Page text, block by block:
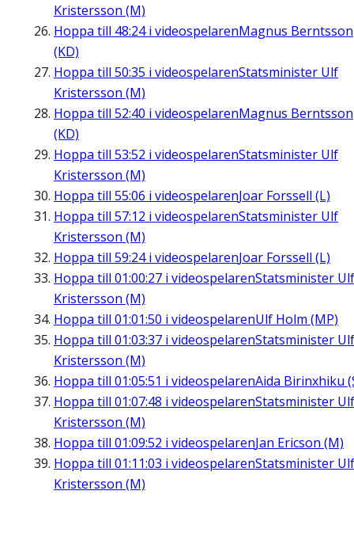
Kristersson (M)
Hoppa till 48:24i videospelarenMagnus Berntsson
(KD)
Hoppa till 50:35 i videospelarenStatsminister Ulf
Kristersson (M)
Hoppa till 52:40 i videospelarenMagnus Berntsson
(KD)
Hoppa till 53:52 i videospelarenStatsminister Ulf
Kristersson (M)
Hoppa till 55:06 i videospelarenJoar Forssell (L)
Hoppa till 57:12 i videospelarenStatsminister Ulf
Kristersson (M)
Hoppa till 59:24i videospelarenJoar Forssell (L)
Hoppa till 01:00:27 i videospelarenStatsminister Ulf
Kristersson (M)
Hoppa till 01:01:50 i videospelarenUlf Holm (MP)
Hoppa till 01:03:37 i videospelarenStatsminister Ulf
Kristersson (M)
Hoppa till 01:05:51 i videospelarenAida Birinxhiku
Hoppa till 01:07:48 i videospelarenStatsminister Ulf
Kristersson (M)
Hoppa till 01:09:52 i videospelarenJan Ericson (M)
Hoppa till 01:11:03 i videospelarenStatsminister Ulf
Kristersson (M)